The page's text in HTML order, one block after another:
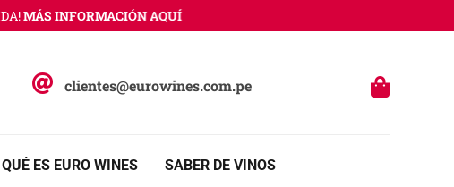
MÁS INFORMACIÓN AQUÍ
clientes@eurowines.com.pe
QUÉ ES EURO WINES SABER DE VINOS